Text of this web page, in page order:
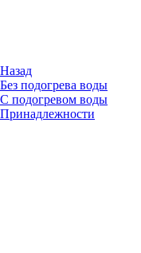
Назад
Без подогрева воды
С подогревом воды
Принадлежности